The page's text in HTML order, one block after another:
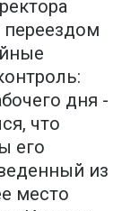
переездом
дня -
что
его
из
место